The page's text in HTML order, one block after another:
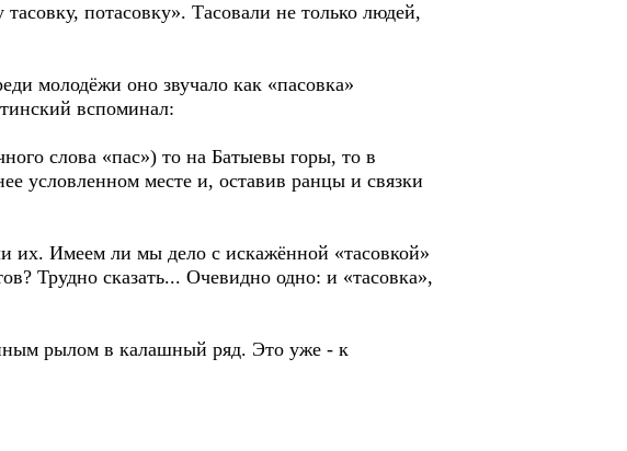
потасовку». Тасовали не только людей,
молодёжи оно звучало как «пасовка»
вспоминал:
слова «пас») то на Батыевы горы, то в
условленном месте и, оставив ранцы и связки
их. Имеем ли мы дело с искажённой «тасовкой»
Трудно сказать... Очевидно одно: и «тасовка»,
рылом в калашный ряд. Это уже - к